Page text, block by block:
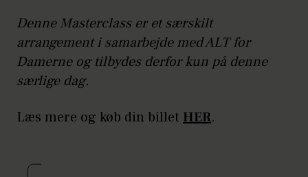
Denne Masterclass er et særskilt
arrangement i samarbejde med ALT for
Damerne og tilbydes derfor kun på denne
særlige dag.
Læs mere og køb din billet HER.